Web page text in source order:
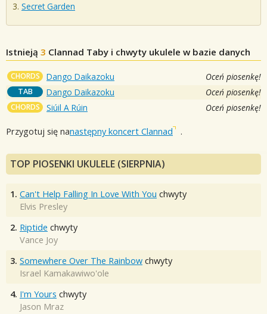
Secret Garden
Istnieją 3 Clannad Taby i chwyty ukulele w bazie danych
CHORDS Dango Daikazoku Oceń piosenkę!
TAB Dango Daikazoku Oceń piosenkę!
CHORDS Siúil A Rúin Oceń piosenkę!
Przygotuj się nanastępny koncert Clannad .
TOP PIOSENKI UKULELE (SIERPNIA)
1. Can't Help Falling In Love With You chwyty
Elvis Presley
2. Riptide chwyty
Vance Joy
3. Somewhere Over The Rainbow chwyty
Israel Kamakawiwo'ole
4. I'm Yours chwyty
Jason Mraz